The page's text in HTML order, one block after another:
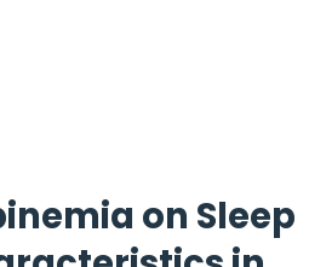
on Sleep